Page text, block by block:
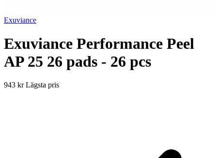
Exuviance
Exuviance Performance Peel
AP 25 26 pads - 26 pcs
943 kr Lägsta pris